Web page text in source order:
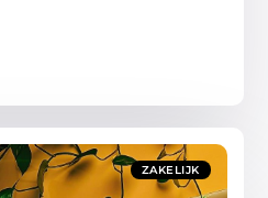
ZAKELIJK